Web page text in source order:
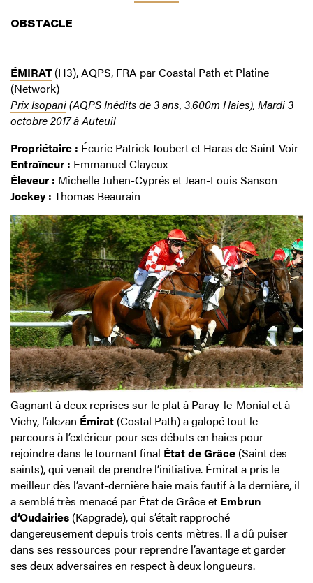
OBSTACLE
ÉMIRAT(H3), AQPS, FRA par Coastal Path et Platine
(Network)
Prix Isopani(AQPS Inédits de 3 ans, 3.600m Haies), Mardi 3
octobre 2017 à Auteuil
Propriétaire : Écurie Patrick Joubert et Haras de Saint-Voir
Entraîneur : Emmanuel Clayeux
Éleveur : Michelle Juhen-Cyprés et Jean-Louis Sanson
Jockey : Thomas Beaurain
Gagnant à deux reprises sur le plat à Paray-le-Monial et à
Vichy, l’alezan Émirat (Costal Path) a galopé tout le
parcours à l’extérieur pour ses débuts en haies pour
rejoindre dans le tournant final État de Grâce (Saint des
saints), qui venait de prendre l’initiative. Émirat a pris le
meilleur dès l’avant-dernière haie mais fautif à la dernière, il
a semblé très menacé par État de Grâce et Embrun
d’Oudairies (Kapgrade), qui s’était rapproché
dangereusement depuis trois cents mètres. Il a dû puiser
dans ses ressources pour reprendre l’avantage et garder
ses deux adversaires en respect à deux longueurs.